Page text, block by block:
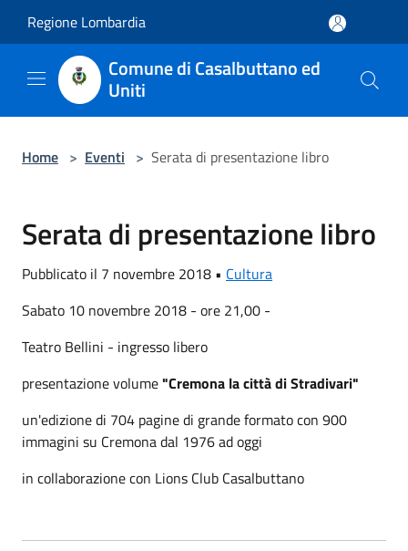
Regione Lombardia
Comune di Casalbuttano ed
Uniti
Home > Eventi > Serata di presentazione libro
Serata di presentazione libro
Pubblicato il 7 novembre 2018 • Cultura
Sabato 10 novembre 2018 - ore 21,00 -
Teatro Bellini - ingresso libero
presentazione volume"Cremona la città di Stradivari"
un'edizione di 704 pagine di grande formato con 900
immagini su Cremona dal 1976 ad oggi
in collaborazione con Lions Club Casalbuttano